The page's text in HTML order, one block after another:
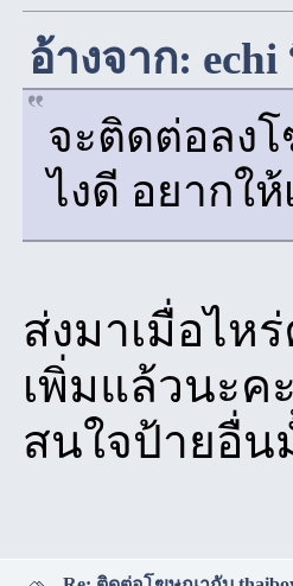
อ้างจาก:
จะติดต่อลง
ไงดี อยากใ
ส่งมาเมื่อไห
เพิ่มแล้วนะค
สนใจป้ายอื่น